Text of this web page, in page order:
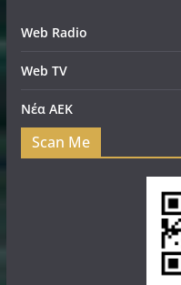
Web Radio
Web TV
Νέα ΑΕΚ
Scan Me